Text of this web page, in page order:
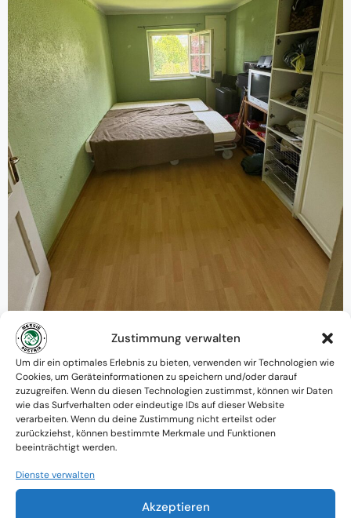
Zustimmung verwalten
Um dir ein optimales Erlebnis zu bieten, verwenden wir Technologien wie
Cookies, um Geräteinformationen zu speichern und/oder darauf
zuzugreifen. Wenn du diesen Technologien zustimmst, können wir Daten
wie das Surfverhalten oder eindeutige IDs auf dieser Website
verarbeiten. Wenn du deine Zustimmung nicht erteilst oder
zurückziehst, können bestimmte Merkmale und Funktionen
beeinträchtigt werden.
Dienste verwalten
Akzeptieren
Warum MessieAustria ?
Ein Team mit psychologischem
Verständnis und praktischem Know-how
Verfügbarkeit: Österreichweit
Absolute Diskretion & keine
Zusammenarbeit mit Ämtern ohne